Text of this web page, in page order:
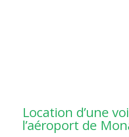
Location d’une
l’aéroport de